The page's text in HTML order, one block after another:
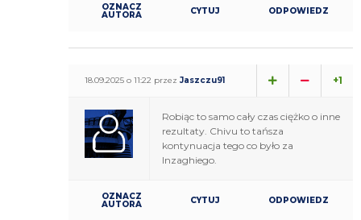
OZNACZ
AUTORA CYTUJ ODPOWIEDZ
18.09.2025 o 11:22 przez Jaszczu91 +1
Robiąc to samo cały czas ciężko o inne
rezultaty. Chivu to tańsza
kontynuacja tego co było za
Inzaghiego.
OZNACZ
AUTORA CYTUJ ODPOWIEDZ